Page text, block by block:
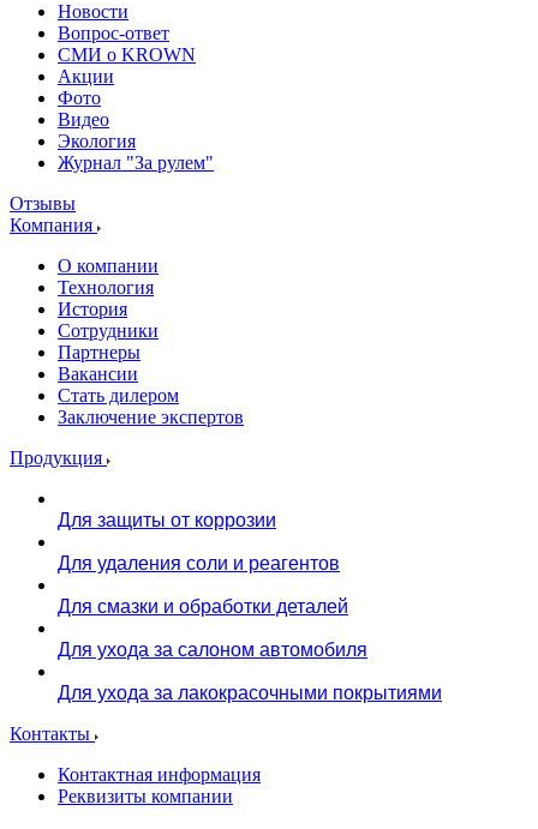
Новости
Вопрос-ответ
СМИ о KROWN
Акции
Фото
Видео
Экология
Журнал "За рулем"
Отзывы
Компания
О компании
Технология
История
Сотрудники
Партнеры
Вакансии
Стать дилером
Заключение экспертов
Продукция
Для защиты от коррозии
Для удаления соли и реагентов
Для смазки и обработки деталей
Для ухода за салоном автомобиля
Для ухода за лакокрасочными покрытиями
Контакты
Контактная информация
Реквизиты компании